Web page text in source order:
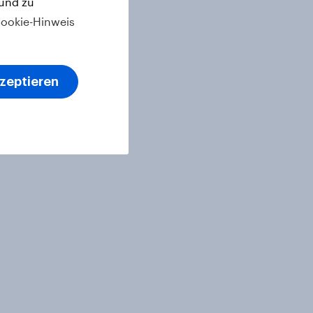
Hinweis